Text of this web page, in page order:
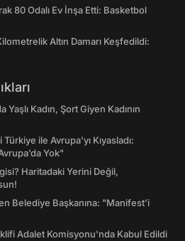
80 Odalı Ev İnşa Etti: Basketbol
Altın Damarı Keşfedildi:
Kadın, Şort Giyen Kadının
ile Avrupa'yı Kıyasladı:
Yok"
Haritadaki Yerini Değil,
Belediye Başkanına: "Manifest’i
Adalet Komisyonu'nda Kabul Edildi